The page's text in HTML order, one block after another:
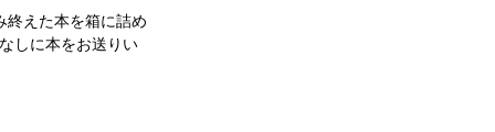
終えた本を箱に詰め
しに本をお送りい